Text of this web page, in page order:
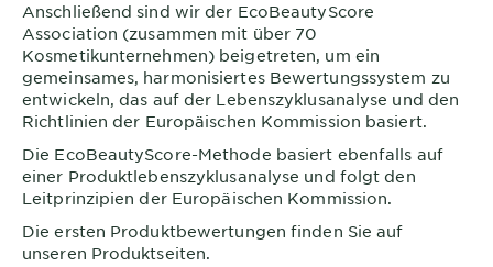
Anschließend sind wir der EcoBeautyScore
Association (zusammen mit über 70
Kosmetikunternehmen) beigetreten, um ein
gemeinsames, harmonisiertes Bewertungssystem zu
entwickeln, das auf der Lebenszyklusanalyse und den
Richtlinien der Europäischen Kommission basiert.
Die EcoBeautyScore-Methode basiert ebenfalls auf
einer Produktlebenszyklusanalyse und folgt den
Leitprinzipien der Europäischen Kommission.
Die ersten Produktbewertungen finden Sie auf
unseren Produktseiten.